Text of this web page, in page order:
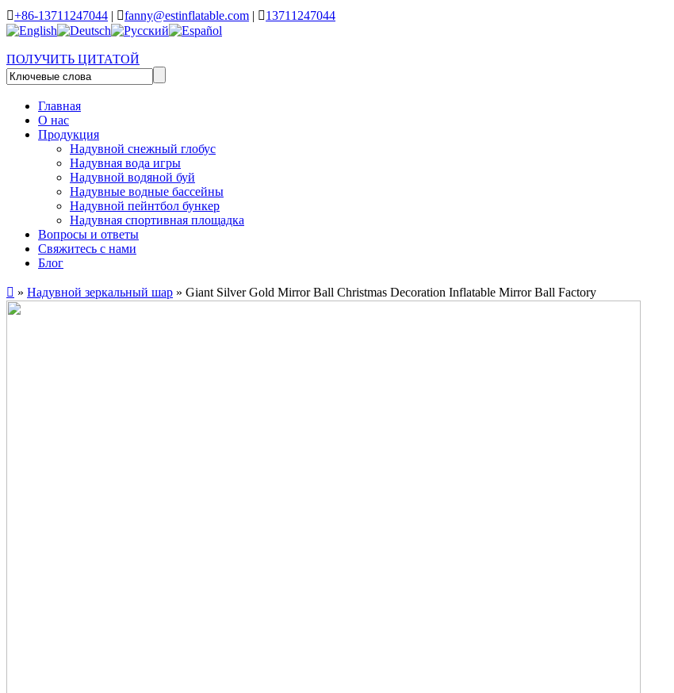
+86-13711247044 | fanny@estinflatable.com | 13711247044
ПОЛУЧИТЬ ЦИТАТОЙ
Главная
О нас
Продукция
Надувной снежный глобус
Надувная вода игры
Надувной водяной буй
Надувные водные бассейны
Надувной пейнтбол бункер
Надувная спортивная площадка
Вопросы и ответы
Свяжитесь с нами
Блог
 » Надувной зеркальный шар » Giant Silver Gold Mirror Ball Christmas Decoration Inflatable Mirror Ball Factory